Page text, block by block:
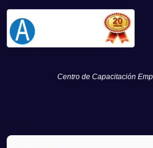
Centro de Capacitación